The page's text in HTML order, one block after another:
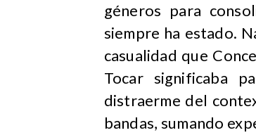
géneros para
siempre ha estado.
casualidad que
Tocar significaba
distraerme del
bandas, sumando